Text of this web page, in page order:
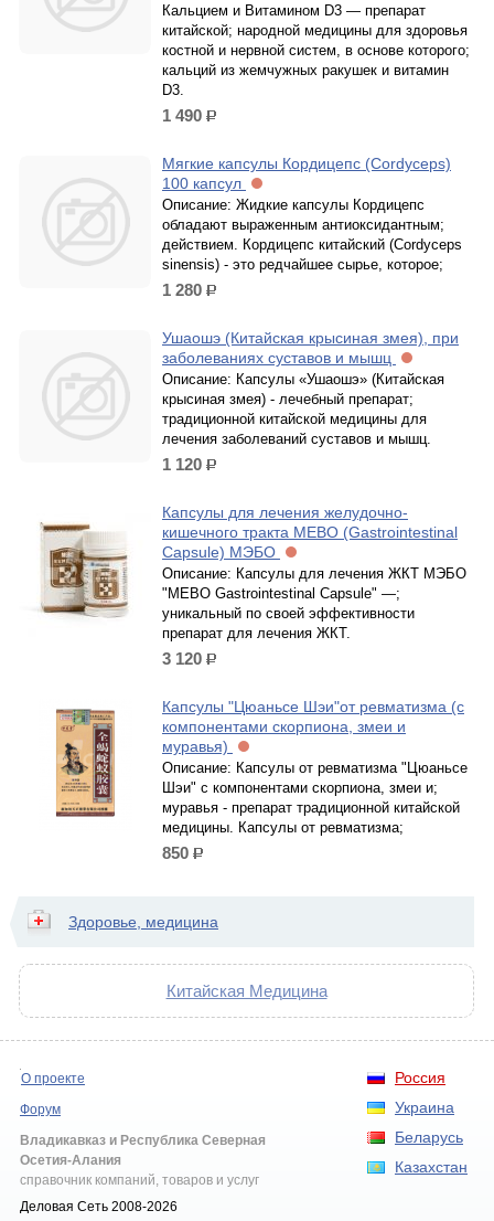
Кальцием и Витамином D3 — препарат
китайской; народной медицины для здоровья
костной и нервной систем, в основе которого;
кальций из жемчужных ракушек и витамин
D3.
1 490 р.
Мягкие капсулы Кордицепс (Cordyceps)
100 капсул
Описание: Жидкие капсулы Кордицепс
обладают выраженным антиоксидантным;
действием. Кордицепс китайский (Cordyceps
sinensis) - это редчайшее сырье, которое;
1 280 р.
Ушаошэ (Китайская крысиная змея), при
заболеваниях суставов и мышц
Описание: Капсулы «Ушаошэ» (Китайская
крысиная змея) - лечебный препарат;
традиционной китайской медицины для
лечения заболеваний суставов и мышц.
1 120 р.
Капсулы для лечения желудочно-
кишечного тракта MEBO (Gastrointestinal
Capsule) ​МЭБО
Описание: Капсулы для лечения ЖКТ МЭБО
"MEBO Gastrointestinal Capsule" —;
уникальный по своей эффективности
препарат для лечения ЖКТ.
3 120 р.
Капсулы "Цюаньсе Шэи"от ревматизма (с
компонентами скорпиона, змеи и
муравья)
Описание: Капсулы от ревматизма "Цюаньсе
Шэи" с компонентами скорпиона, змеи и;
муравья - препарат традиционной китайской
медицины. Капсулы от ревматизма;
850 р.
Здоровье, медицина
Китайская Медицина
Россия
Украина
Беларусь
Казахстан
О проекте
Форум
Владикавказ и Республика Северная
Осетия-Алания
справочник компаний, товаров и услуг
Деловая Сеть 2008-2026